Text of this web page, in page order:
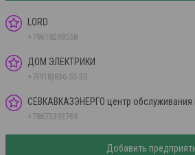
LORD
+79618248558
ДОМ ЭЛЕКТРИКИ
+7(918)836-53-30
СЕВКАВКАЗЭНЕРГО центр обслуживания
+78673392769
Добавить